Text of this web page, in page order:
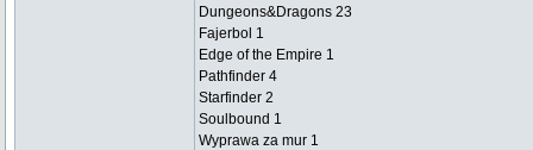
Dungeons&Dragons 23
Fajerbol 1
Edge of the Empire 1
Pathfinder 4
Starfinder 2
Soulbound 1
Wyprawa za mur 1